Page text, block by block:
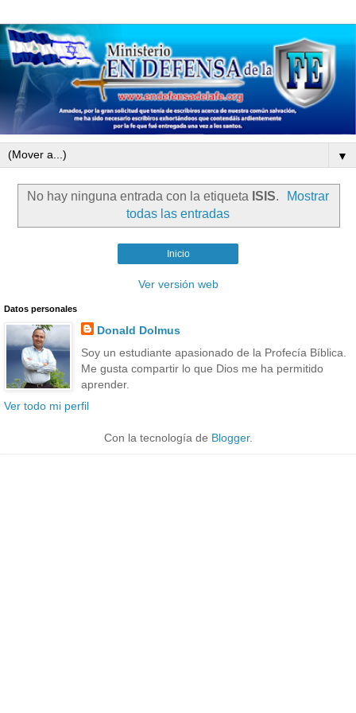
▼
No hay ninguna entrada con la etiqueta ISIS.
Mostrar
todas las entradas
Inicio
Ver versión web
Datos personales
Donald Dolmus
Soy un estudiante apasionado de la Profecía Bíblica.
Me gusta compartir lo que Dios me ha permitido
aprender.
Ver todo mi perfil
Con la tecnología de Blogger.